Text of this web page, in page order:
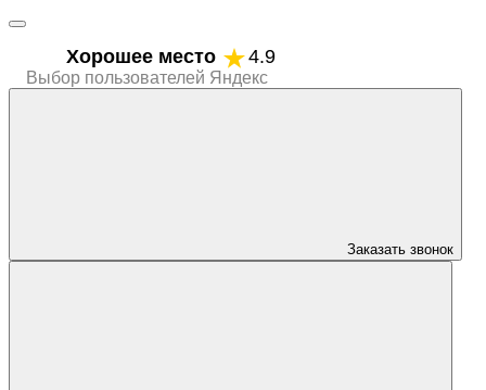
Хорошее место 4.9
Выбор пользователей Яндекс
Заказать звонок